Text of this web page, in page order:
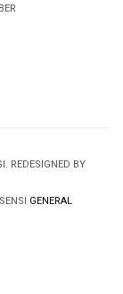
REDESIGNED BY
GENERAL